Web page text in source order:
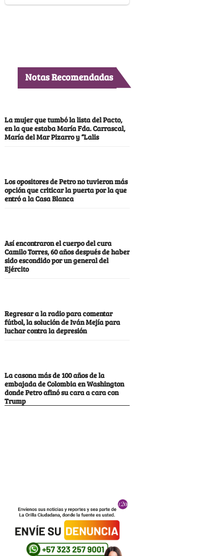
Notas Recomendadas
La mujer que tumbó la lista del Pacto,
en la que estaba María Fda. Carrascal,
María del Mar Pizarro y “Lalis
Los opositores de Petro no tuvieron más
opción que criticar la puerta por la que
entró a la Casa Blanca
Así encontraron el cuerpo del cura
Camilo Torres, 60 años después de haber
sido escondido por un general del
Ejército
Regresar a la radio para comentar
fútbol, la solución de Iván Mejía para
luchar contra la depresión
La casona más de 100 años de la
embajada de Colombia en Washington
donde Petro afinó su cara a cara con
Trump